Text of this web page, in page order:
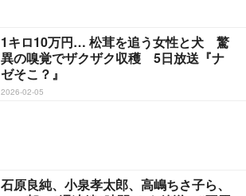
1キロ10万円… 松茸を追う女性と犬 驚
異の嗅覚でザクザク収穫 5日放送『ナ
ゼそこ？』
2026-02-05
石原良純、小泉孝太郎、高嶋ちさ子ら、